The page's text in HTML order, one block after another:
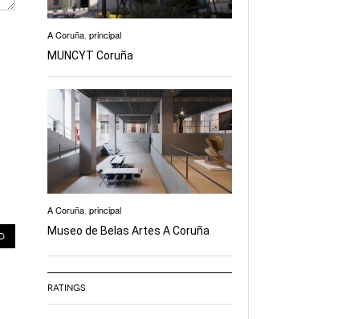
A Coruña principal
MUNCYT Coruña
A Coruña principal
Museo de Belas Artes A Coruña
RATINGS